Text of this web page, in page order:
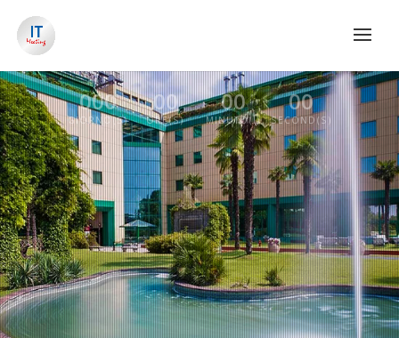
000
GIORNO(S)
: 00
ORE(S)
: 00
MINUTO(I)
: 00
SECOND(S)